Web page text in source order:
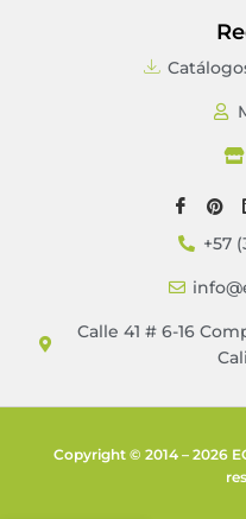
+57
Calle 41 # 6-16
Copyright © 2014 – 2026